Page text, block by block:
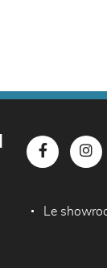
Le